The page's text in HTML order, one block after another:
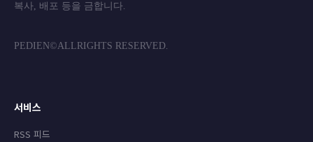
복사, 배포 등을 금합니
PEDIEN©ALLRIGHTS RESERVED.
서비스
RSS 피드